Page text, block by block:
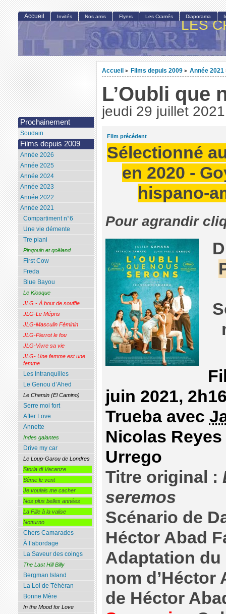
LES
Accueil > Films depuis 2009 > Année 2021
L’Oubli que
jeudi 29 juillet 2021
Film précédent
Sélectionné
en 2020 -
hispano-
Pour agrandir
juin 2021,
Trueba avec
Nicolas
Urrego
Titre original :
seremos
Scénario de
Héctor Abad
Adaptation du
nom d’Héctor
de Héctor
Accueil Invités Nos amis Flyers Les Cramés Diaporama
Prochainement
Soudain
Films depuis 2009
Année 2026
Année 2025
Année 2024
Année 2023
Année 2022
Année 2021
Compartiment n°6
Une vie démente
Tre piani
Pingouin et goëland
First Cow
Freda
Blue Bayou
Le Kiosque
JLG - À bout de souffle
JLG-Le Mépris
JLG-Masculin Féminin
JLG-Pierrot le fou
JLG-Vivre sa vie
JLG- Une femme est une
femme
Les Intranquilles
Le Genou d’Ahed
Le Chemin (El Camino)
Serre moi fort
After Love
Annette
Indes galantes
Drive my car
Le Loup-Garou de Londres
Storia di Vacanze
Sème le vent
Je voulais me cacher
Nos plus belles années
La Fille à la valise
Notturno
Chers Camarades
À l’abordage
La Saveur des coings
The Last Hill Billy
Bergman Island
La Loi de Téhéran
Bonne Mère
In the Mood for Love